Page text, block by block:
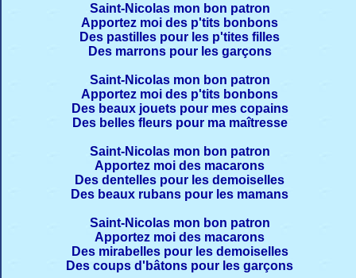
Saint-Nicolas mon bon patron
Apportez moi des p'tits bonbons
Des pastilles pour les p'tites filles
Des marrons pour les garçons
Saint-Nicolas mon bon patron
Apportez moi des p'tits bonbons
Des beaux jouets pour mes copains
Des belles fleurs pour ma maîtresse
Saint-Nicolas mon bon patron
Apportez moi des macarons
Des dentelles pour les demoiselles
Des beaux rubans pour les mamans
Saint-Nicolas mon bon patron
Apportez moi des macarons
Des mirabelles pour les demoiselles
Des coups d'bâtons pour les garçons